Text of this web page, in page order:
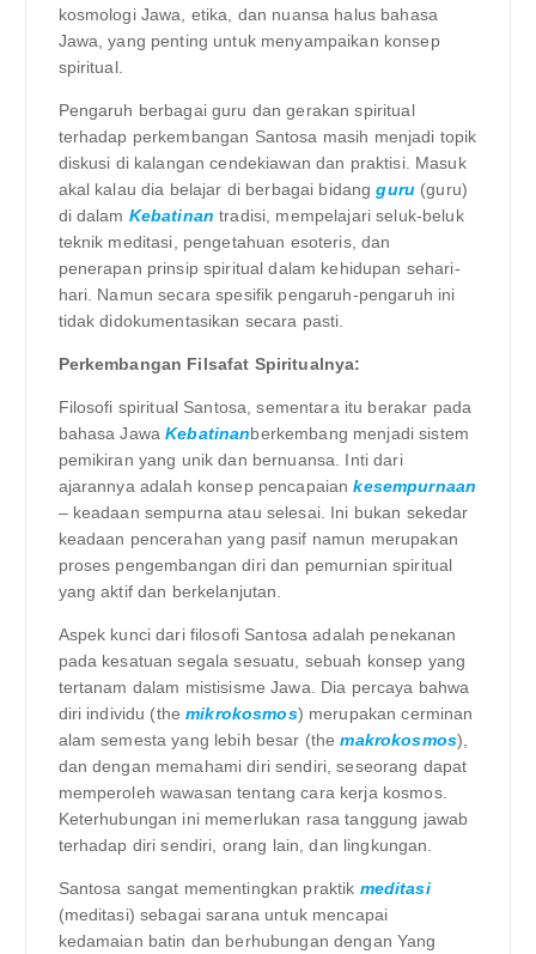
kosmologi Jawa, etika, dan nuansa halus bahasa
Jawa, yang penting untuk menyampaikan konsep
spiritual.
Pengaruh berbagai guru dan gerakan spiritual
terhadap perkembangan Santosa masih menjadi topik
diskusi di kalangan cendekiawan dan praktisi. Masuk
akal kalau dia belajar di berbagai bidangguru (guru)
di dalam Kebatinan tradisi, mempelajari seluk-beluk
teknik meditasi, pengetahuan esoteris, dan
penerapan prinsip spiritual dalam kehidupan sehari-
hari. Namun secara spesifik pengaruh-pengaruh ini
tidak didokumentasikan secara pasti.
Perkembangan Filsafat Spiritualnya:
Filosofi spiritual Santosa, sementara itu berakar pada
bahasa JawaKebatinanberkembang menjadi sistem
pemikiran yang unik dan bernuansa. Inti dari
ajarannya adalah konsep pencapaiankesempurnaan
– keadaan sempurna atau selesai. Ini bukan sekedar
keadaan pencerahan yang pasif namun merupakan
proses pengembangan diri dan pemurnian spiritual
yang aktif dan berkelanjutan.
Aspek kunci dari filosofi Santosa adalah penekanan
pada kesatuan segala sesuatu, sebuah konsep yang
tertanam dalam mistisisme Jawa. Dia percaya bahwa
diri individu (themikrokosmos) merupakan cerminan
alam semesta yang lebih besar (themakrokosmos),
dan dengan memahami diri sendiri, seseorang dapat
memperoleh wawasan tentang cara kerja kosmos.
Keterhubungan ini memerlukan rasa tanggung jawab
terhadap diri sendiri, orang lain, dan lingkungan.
Santosa sangat mementingkan praktik meditasi
(meditasi) sebagai sarana untuk mencapai
kedamaian batin dan berhubungan dengan Yang